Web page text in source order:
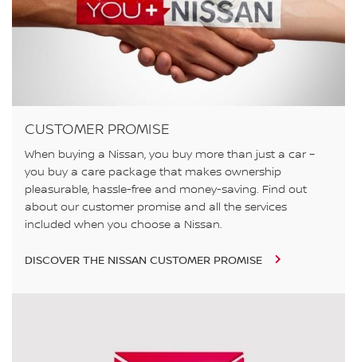
CUSTOMER PROMISE
When buying a Nissan, you buy more than just a car –
you buy a care package that makes ownership
pleasurable, hassle-free and money-saving. Find out
about our customer promise and all the services
included when you choose a Nissan.
DISCOVER THE NISSAN CUSTOMER PROMISE